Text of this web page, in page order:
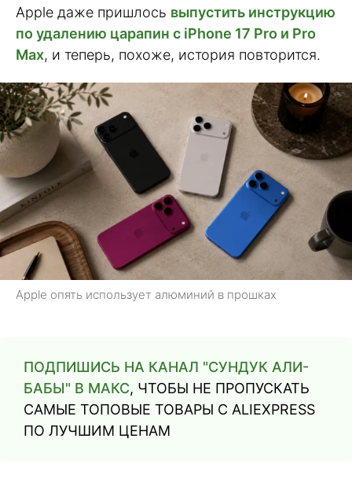
Apple даже пришлось выпустить инструкцию
по удалению царапин с iPhone 17 Pro и Pro
Max, и теперь, похоже, история повторится.
Apple опять использует алюминий в прошках
ПОДПИШИСЬ НА КАНАЛ "СУНДУК АЛИ-
БАБЫ" В МАКС, ЧТОБЫ НЕ ПРОПУСКАТЬ
САМЫЕ ТОПОВЫЕ ТОВАРЫ С ALIEXPRESS
ПО ЛУЧШИМ ЦЕНАМ